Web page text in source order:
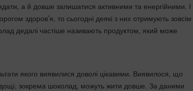
а й довше залишатися активними та енергійними. І
здоров’я, то сьогодні деякі з них отримують зовсім
дедалі частіше називають продуктом, який може
якого виявилися доволі цікавими. Виявилося, що
зокрема шоколад, можуть жити довше. За даними